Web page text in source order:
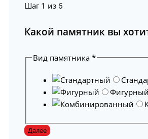
Шаг 1 из 6
Какой памятник вы
Вид памятника*
Фигурный
Далее